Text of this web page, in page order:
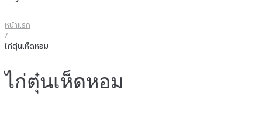
หน้าแรก
/
ไก่ตุ๋นเห็ดหอม
ไก่ตุ๋นเห็ดหอม